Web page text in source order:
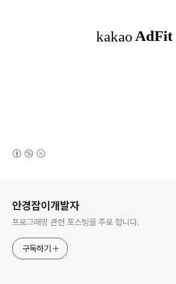
안경잡이개발자
프로그래밍 관련 포스팅을 주로 합니다.
구독하기